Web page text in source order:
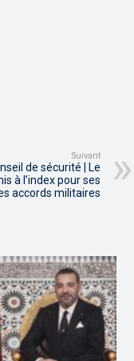
Suivant
de sécurité | Le
à l’index pour ses
accords militaires